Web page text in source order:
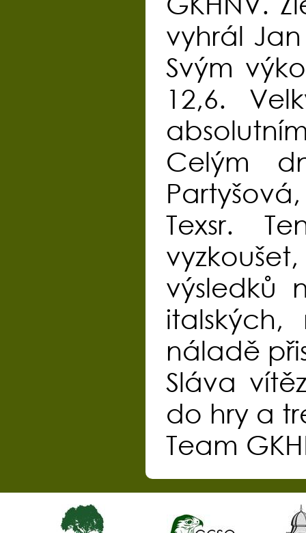
vyhrál
Svým
12,6.
Celým
Texsr.
výsledků
náladě
Sláva
do hry a
Team